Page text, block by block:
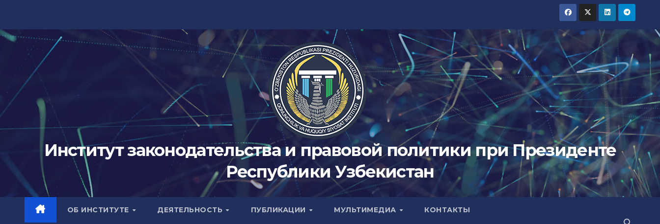
содержимому
Институт законодательства и правовой политики при Президенте
Республики Узбекистан
ОБ ИНСТИТУТЕ ДЕЯТЕЛЬНОСТЬ ПУБЛИКАЦИИ МУЛЬТИМЕДИА КОНТАКТЫ